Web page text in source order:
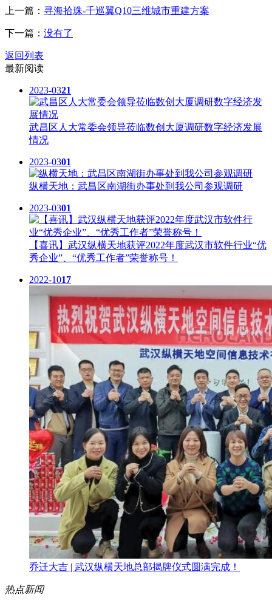
上一篇： 寻海拾珠-千巡翼Q10三维城市重建方案
下一篇： 没有了
返回列表
最新阅读
2023-0321
武昌区人大常委会领导莅临数创大厦调研数字经济发展
情况
2023-0301
纵横天地：武昌区南湖街办事处到我公司参观调研
2023-0301
【喜讯】武汉纵横天地获评2022年度武汉市软件行业“优
秀企业”、“优秀工作者”荣誉称号！
2022-1017
乔迁大吉 | 武汉纵横天地总部揭牌仪式圆满完成！
热点新闻